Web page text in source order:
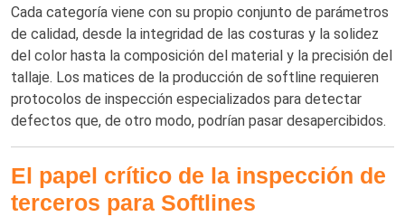
Cada categoría viene con su propio conjunto de parámetros
de calidad, desde la integridad de las costuras y la solidez
del color hasta la composición del material y la precisión del
tallaje. Los matices de la producción de softline requieren
protocolos de inspección especializados para detectar
defectos que, de otro modo, podrían pasar desapercibidos.
El papel crítico de la inspección de
terceros para Softlines